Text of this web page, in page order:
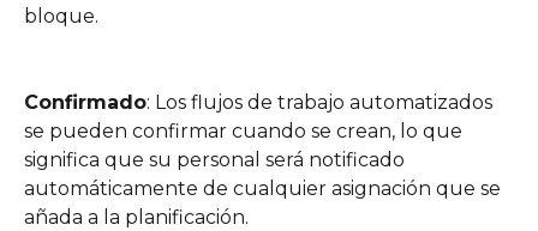
bloque.
Confirmado: Los flujos de trabajo automatizados
se pueden confirmar cuando se crean, lo que
significa que su personal será notificado
automáticamente de cualquier asignación que se
añada a la planificación.